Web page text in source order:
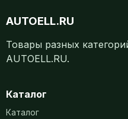
AUTOELL.RU
Товары разных
AUTOELL.RU.
Каталог
Каталог